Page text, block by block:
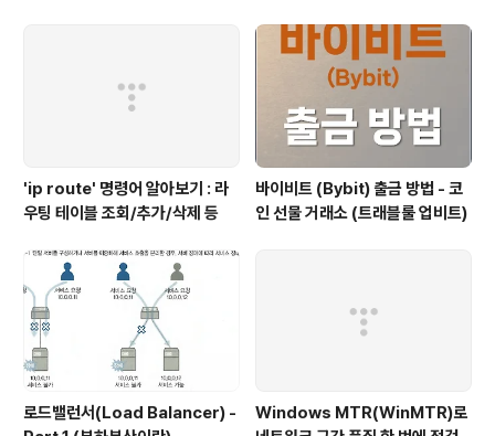
'ip route' 명령어 알아보기 : 라
우팅 테이블 조회/추가/삭제 등
바이비트 (Bybit) 출금 방법 - 코
인 선물 거래소 (트래블룰 업비트)
로드밸런서(Load Balancer) -
Windows MTR(WinMTR)로